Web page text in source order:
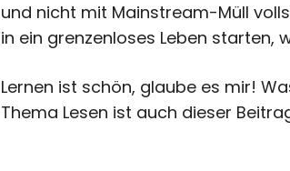
und nicht mit Mainstream-Müll
in ein grenzenloses Leben starten,
Lernen ist schön, glaube es mir!
Thema Lesen ist auch dieser